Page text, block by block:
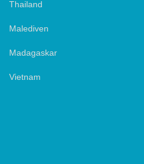
Thailand
Malediven
Madagaskar
Vietnam